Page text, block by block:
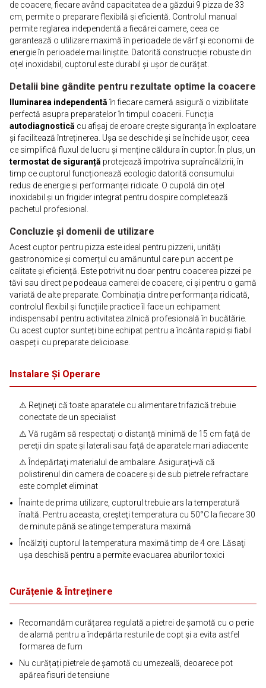
de coacere, fiecare având capacitatea de a găzdui 9 pizza de 33
cm, permite o preparare flexibilă și eficientă. Controlul manual
permite reglarea independentă a fiecărei camere, ceea ce
garantează o utilizare maximă în perioadele de vârf și economii de
energie în perioadele mai liniștite. Datorită construcției robuste din
oțel inoxidabil, cuptorul este durabil și ușor de curățat.
Detalii bine gândite pentru rezultate optime la coacere
Iluminarea independentăîn fiecare cameră asigură o vizibilitate
perfectă asupra preparatelor în timpul coacerii. Funcția
autodiagnostică cu afișaj de eroare crește siguranța în exploatare
și facilitează întreținerea. Ușa se deschide și se închide ușor, ceea
ce simplifică fluxul de lucru și menține căldura în cuptor. În plus, un
termostat de siguranță protejează împotriva supraîncălzirii, în
timp ce cuptorul funcționează ecologic datorită consumului
redus de energie și performanței ridicate. O cupolă din oțel
inoxidabil și un frigider integrat pentru dospire completează
pachetul profesional.
Concluzie și domenii de utilizare
Acest cuptor pentru pizza este ideal pentru pizzerii, unități
gastronomice și comerțul cu amănuntul care pun accent pe
calitate și eficiență. Este potrivit nu doar pentru coacerea pizzei pe
tăvi sau direct pe podeaua camerei de coacere, ci și pentru o gamă
variată de alte preparate. Combinația dintre performanța ridicată,
controlul flexibil și funcțiile practice îl face un echipament
indispensabil pentru activitatea zilnică profesională în bucătărie.
Cu acest cuptor sunteți bine echipat pentru a încânta rapid și fiabil
oaspeții cu preparate delicioase.
Instalare Și Operare
⚠️ Reţineţi că toate aparatele cu alimentare trifazică trebuie
conectate de un specialist
⚠️ Vă rugăm să respectaţi o distanţă minimă de 15 cm faţă de
pereţii din spate şi laterali sau faţă de aparatele mari adiacente
⚠️ Îndepărtaţi materialul de ambalare. Asiguraţi-vă că
polistirenul din camera de coacere şi de sub pietrele refractare
este complet eliminat
Înainte de prima utilizare, cuptorul trebuie ars la temperatură
înaltă. Pentru aceasta, creşteţi temperatura cu 50°C la fiecare 30
de minute până se atinge temperatura maximă
Încălziţi cuptorul la temperatura maximă timp de 4 ore. Lăsaţi
uşa deschisă pentru a permite evacuarea aburilor toxici
Curățenie & Întreținere
Recomandăm curățarea regulată a pietrei de șamotă cu o perie
de alamă pentru a îndepărta resturile de copt și a evita astfel
formarea de fum
Nu curățați pietrele de șamotă cu umezeală, deoarece pot
apărea fisuri de tensiune